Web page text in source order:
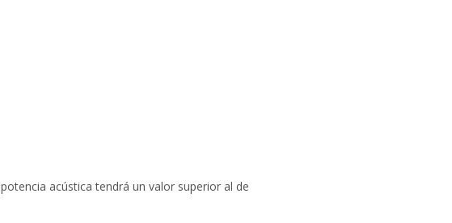
acústica tendrá un valor superior al de